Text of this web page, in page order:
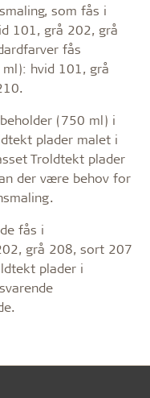
som fås i
101, grå 202, grå
fås
hvid 101, grå
(750 ml) i
plader malet i
Troldtekt plader
der være behov for
fås i
grå 208, sort 207
plader i